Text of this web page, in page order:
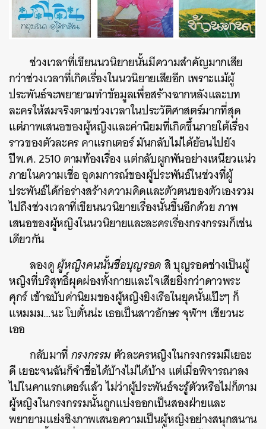
ช่วงเวลาที่เขียนนวนิยายนั้นมีความสำคัญมากเสีย
กว่าช่วงเวลาที่เกิดเรื่องในนวนิยายเสียอีก เพราะแม้ผู้
ประพันธ์จะพยายามทำข้อมูลเพื่อสร้างฉากหลังและบท
ละครให้สมจริงตามช่วงเวลาในประวัติศาสตร์มากที่สุด
แต่ภาพเสนอของผู้หญิงและค่านิยมที่เกิดขึ้นภายใต้เรื่อง
ราวของตัวละคร คาแรกเตอร์ มันกลับไม่ได้ย้อนไปยัง
ปีพ.ศ. 2510 ตามท้องเรื่อง แต่กลับผูกพันอย่างเหนียวแน่ว
ภายในความเชื่อ อุดมการณ์ของผู้ประพันธ์ในช่วงที่ผู้
ประพันธ์ได้ก่อร่างสร้างความคิดและตัวตนของตัวเองรวม
ไปถึงช่วงเวลาที่เขียนนวนิยายเรื่องนั้นขึ้นอีกด้วย ภาพ
เสนอของผู้หญิงในนวนิยายและละครเรื่องกรงกรรมก็เช่น
เดียวกัน
ลองดูผู้หญิงคนนั้นชื่อบุญรอดสิ บุญรอดช่างเป็นผู้
หญิงที่บริสุทธิ์ผุดผ่องทั้งกายและใจเสียยิ่งกว่าดาวพระ
ศุกร์ เข้าฉบับค่านิยมของผู้หญิงยิงเรือในยุคนั้นเป๊ะๆ ก็
แหมมม…นะ โบตั๋นน่ะ เธอเป็นสาวอักษร จุฬาฯ เชียวนะ
เออ
กลับมาที่กรงกรรมตัวละครหญิงในกรงกรรมมีเยอะ
ดี เยอะจนฉันก็จำชื่อได้บ้างไม่ได้บ้าง แต่เมื่อพิจารณาลง
ไปในคาแรกเตอร์แล้ว ไม่ว่าผู้ประพันธ์จะรู้ตัวหรือไม่ก็ตาม
ผู้หญิงในกรงกรรมนั้นถูกแบ่งออกเป็นสองฝ่ายและ
พยายามแย่งชิงภาพเสนอความเป็นผู้หญิงอย่างสนุกสนาน